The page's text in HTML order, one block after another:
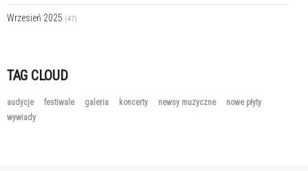
Wrzesień 2025 (47)
TAG CLOUD
audycje festiwale galeria koncerty newsy muzyczne
nowe płyty
wywiady